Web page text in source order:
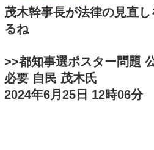
茂木幹事長が法律の見直
るね
>>都知事選ポスター問題
必要 自民 茂木氏
2024年6月25日 12時06分